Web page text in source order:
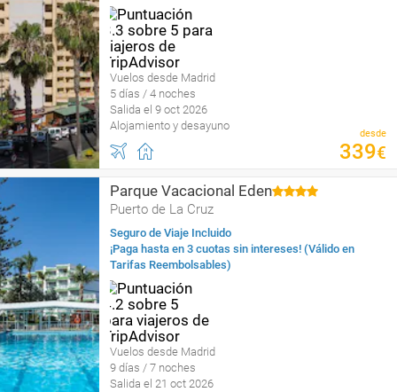
Vuelos desde Madrid
5 días / 4 noches
Salida el 9 oct 2026
Alojamiento y desayuno
desde
339€
Parque Vacacional Eden
Puerto de La Cruz
Seguro de Viaje Incluido
¡Paga hasta en 3 cuotas sin intereses! (Válido en
Tarifas Reembolsables)
Vuelos desde Madrid
9 días / 7 noches
Salida el 21 oct 2026